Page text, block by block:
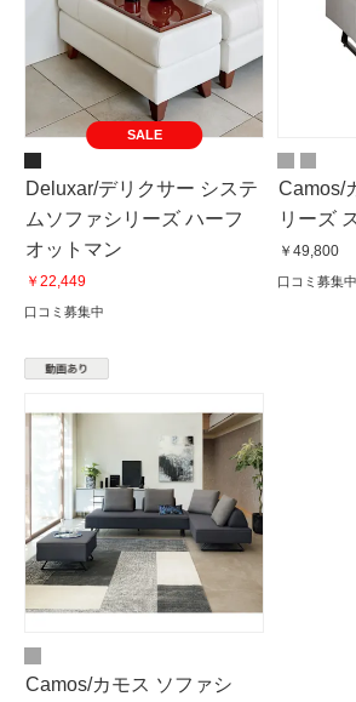
SALE
Deluxar/デリクサー システ
ムソファシリーズ ハーフ
オットマン
￥22,449
口コミ募集中
Camos/
リーズ
￥49,800
口コミ募集中
Camos/カモス ソファシ